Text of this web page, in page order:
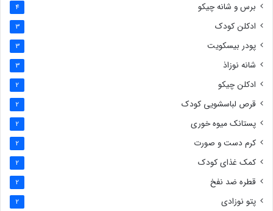
برس و شانه چیکو 4
ادکلن کودک 3
پودر بیسکویت 3
شانه نوزاذ 3
ادکلن چیکو 2
قرص لباسشویی کودک 2
پستانک میوه خوری 2
کرم دست و صورت 2
کمک غذای کودک 2
قطره ضد نفخ 2
پتو نوزادی 2